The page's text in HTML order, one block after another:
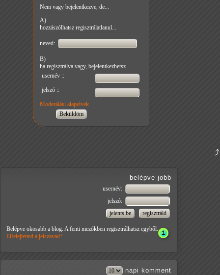
Nem vagy bejelentkezve, de...
A)
hozzászólhatsz regisztrálatlanul...
neved:
B)
ha regisztrálva vagy, bejelentkezhetsz...
usernév ::
jelszó ::
Moderálási alapelvek
belépve jobb
usernév:
jelszó:
Belépve okosabb a blog. A fenti mezőkben regisztrálhatsz egyből.
Elfelejtetted a jelszavad?
napi komment